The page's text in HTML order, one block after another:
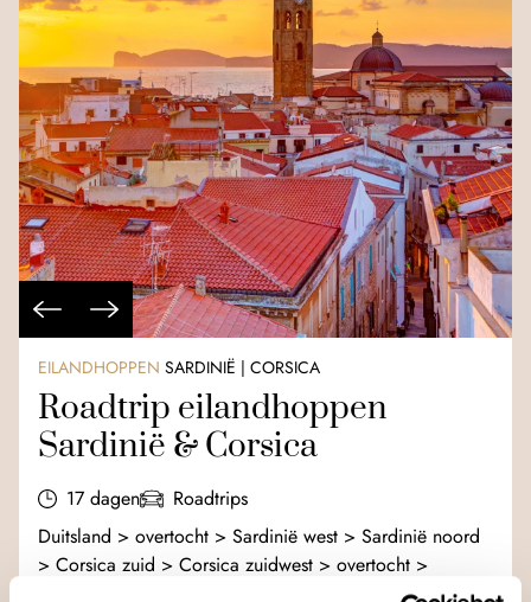
EILANDHOPPEN SARDINIË | CORSICA
Roadtrip eilandhoppen
Sardinië & Corsica
17 dagen
Roadtrips
Duitsland > overtocht > Sardinië west > Sardinië noord
> Corsica zuid > Corsica zuidwest > overtocht >